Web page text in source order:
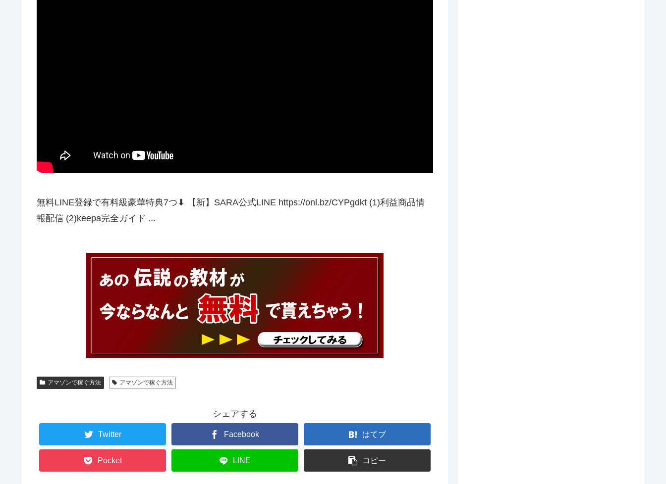
無料LINE登録で有料級豪華特典7つ⬇︎ 【新】SARA公式LINE https://onl.bz/CYPgdkt (1)利益商品情
報配信 (2)keepa完全ガイド ...
アマゾンで稼ぐ方法 アマゾンで稼ぐ方法
シェアする
Twitter Facebook はてブ
Pocket LINE コピー